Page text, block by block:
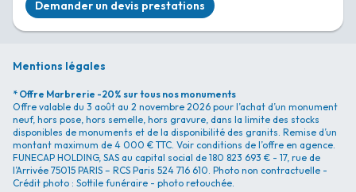
Demander un devis prestations
Mentions légales
* Offre Marbrerie -20% sur tous nos monuments
Offre valable du 3 août au 2 novembre 2026 pour l’achat d’un monument
neuf, hors pose, hors semelle, hors gravure, dans la limite des stocks
disponibles de monuments et de la disponibilité des granits. Remise d’un
montant maximum de 4 000 € TTC. Voir conditions de l’offre en agence.
FUNECAP HOLDING, SAS au capital social de 180 823 693 € - 17, rue de
l’Arrivée 75015 PARIS – RCS Paris 524 716 610. Photo non contractuelle -
Crédit photo : Sottile funéraire - photo retouchée.